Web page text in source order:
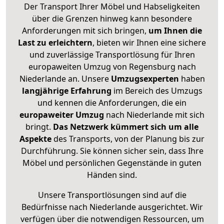
Der Transport Ihrer Möbel und Habseligkeiten
über die Grenzen hinweg kann besondere
Anforderungen mit sich bringen, um Ihnen die
Last zu erleichtern, bieten wir Ihnen eine sichere
und zuverlässige Transportlösung für Ihren
europaweiten Umzug von Regensburg nach
Niederlande an. Unsere Umzugsexperten haben
langjährige Erfahrung im Bereich des Umzugs
und kennen die Anforderungen, die ein
europaweiter Umzug nach Niederlande mit sich
bringt. Das Netzwerk kümmert sich um alle
Aspektedes Transports, von der Planung bis zur
Durchführung. Sie können sicher sein, dass Ihre
Möbel und persönlichen Gegenstände in guten
Händen sind.
Unsere Transportlösungen sind auf die
Bedürfnisse nach Niederlande ausgerichtet. Wir
verfügen über die notwendigen Ressourcen, um